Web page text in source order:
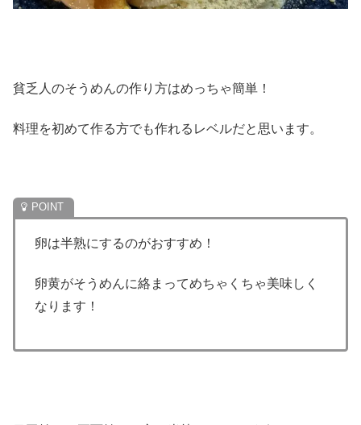
貧乏人のそうめんの作り方はめっちゃ簡単！
料理を初めて作る方でも作れるレベルだと思います。
卵は半熟にするのがおすすめ！
卵黄がそうめんに絡まってめちゃくちゃ美味しく
なります！